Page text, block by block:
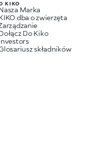
KIKO
Marka
dba o zwierzęta
Do Kiko
składników